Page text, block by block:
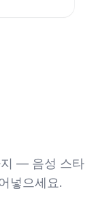
지 — 음성 스타
넣으세요.